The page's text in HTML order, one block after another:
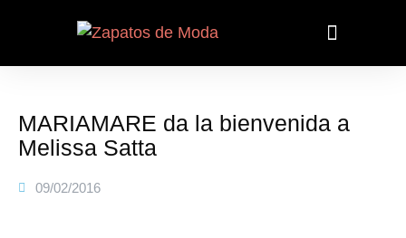
MARIAMARE da la bienvenida a
Melissa Satta
09/02/2016